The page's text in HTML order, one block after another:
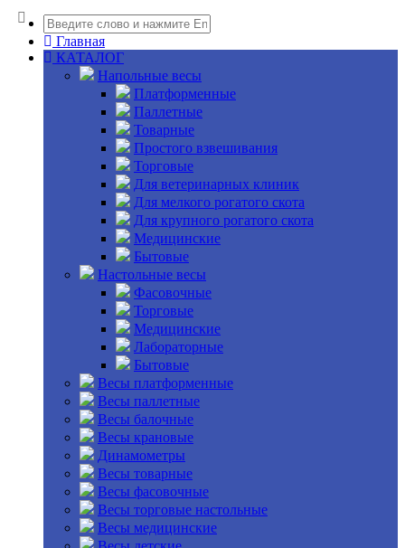
Главная
КАТАЛОГ
Напольные весы
Платформенные
Паллетные
Товарные
Простого взвешивания
Торговые
Для ветеринарных клиник
Для мелкого рогатого скота
Для крупного рогатого скота
Медицинские
Бытовые
Настольные весы
Фасовочные
Торговые
Медицинские
Лабораторные
Бытовые
Весы платформенные
Весы паллетные
Весы балочные
Весы крановые
Динамометры
Весы товарные
Весы фасовочные
Весы торговые настольные
Весы медицинские